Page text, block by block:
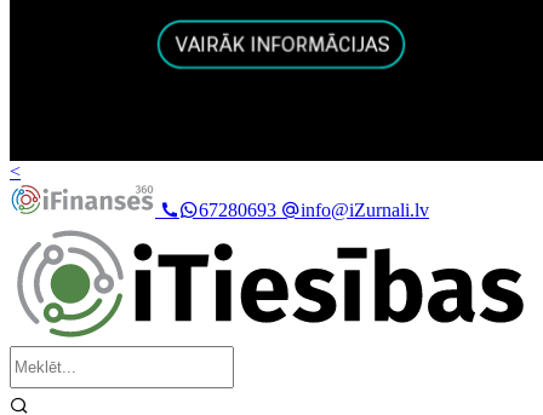
<
67280693
info@iZurnali.lv